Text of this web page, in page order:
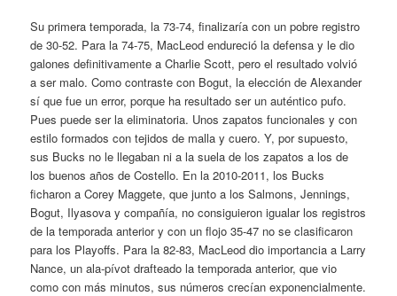
Su primera temporada, la 73-74, finalizaría con un pobre registro
de 30-52. Para la 74-75, MacLeod endureció la defensa y le dio
galones definitivamente a Charlie Scott, pero el resultado volvió
a ser malo. Como contraste con Bogut, la elección de Alexander
sí que fue un error, porque ha resultado ser un auténtico pufo.
Pues puede ser la eliminatoria. Unos zapatos funcionales y con
estilo formados con tejidos de malla y cuero. Y, por supuesto,
sus Bucks no le llegaban ni a la suela de los zapatos a los de
los buenos años de Costello. En la 2010-2011, los Bucks
ficharon a Corey Maggete, que junto a los Salmons, Jennings,
Bogut, Ilyasova y compañía, no consiguieron igualar los registros
de la temporada anterior y con un flojo 35-47 no se clasificaron
para los Playoffs. Para la 82-83, MacLeod dio importancia a Larry
Nance, un ala-pívot drafteado la temporada anterior, que vio
como con más minutos, sus números crecían exponencialmente.